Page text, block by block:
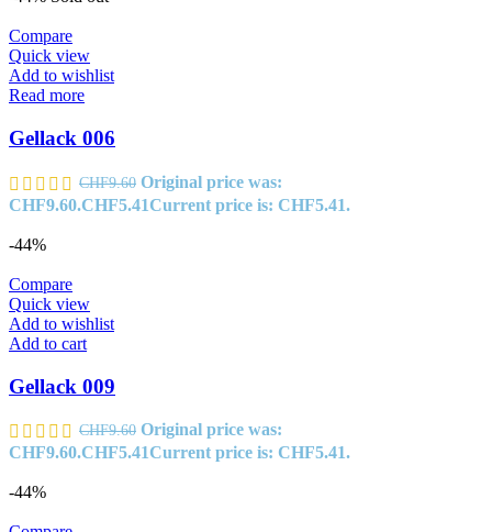
Compare
Quick view
Add to wishlist
Read more
Gellack 006
CHF9.60 Original price was:
CHF9.60.CHF5.41Current price is: CHF5.41.
-44%
Compare
Quick view
Add to wishlist
Add to cart
Gellack 009
CHF9.60 Original price was:
CHF9.60.CHF5.41Current price is: CHF5.41.
-44%